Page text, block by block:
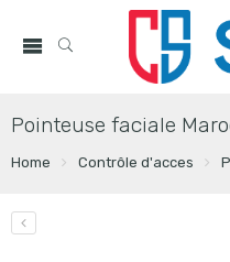
Pointeuse faciale
Home Contrôle d'acces